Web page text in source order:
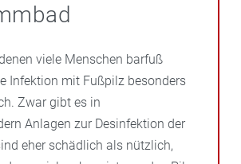
viele Menschen barfuß
Infektion mit Fußpilz besonders
Zwar gibt es in
Anlagen zur Desinfektion der
eher schädlich als nützlich,